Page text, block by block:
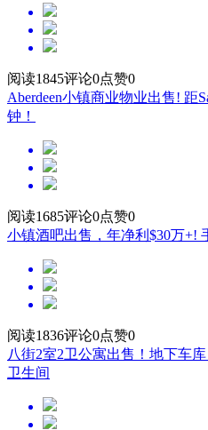
阅读1845评论0点赞0
Aberdeen小镇商业物业出售! 距
钟！
阅读1685评论0点赞0
小镇酒吧出售，年净利$30万+!
阅读1836评论0点赞0
八街2室2卫公寓出售！地下车
卫生间